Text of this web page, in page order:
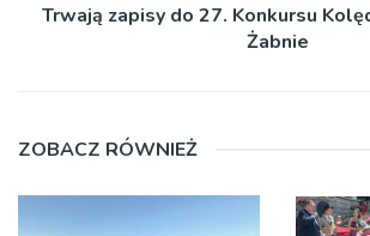
Trwają zapisy do 27. Konkursu
Żabnie
ZOBACZ RÓWNIEŻ